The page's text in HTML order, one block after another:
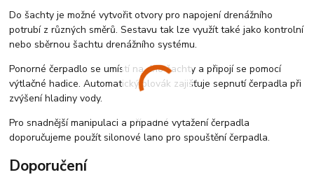
Do šachty je možné vytvořit otvory pro napojení drenážního
potrubí z různých směrů. Sestavu tak lze využít také jako kontrolní
nebo sběrnou šachtu drenážního systému.
Ponorné čerpadlo se umístí na dno šachty a připojí se pomocí
výtlačné hadice. Automatický plovák zajišťuje sepnutí čerpadla při
zvýšení hladiny vody.
Pro snadnější manipulaci a případné vytažení čerpadla
doporučujeme použít silonové lano pro spouštění čerpadla.
Doporučení